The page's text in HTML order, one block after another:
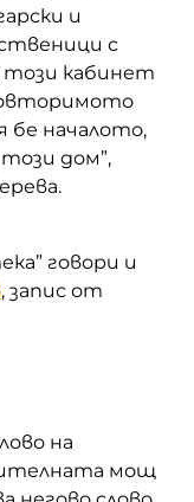
и
с
този кабинет
бе началото,
дом”,
говори и
, запис от
на
мощ